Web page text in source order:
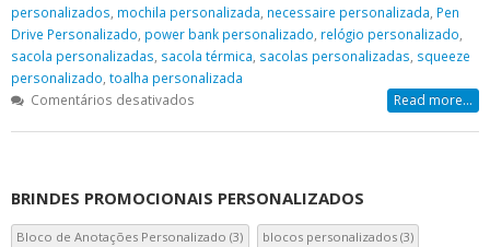
personalizados mochila personalizada necessaire personalizada Pen
Drive Personalizado power bank personalizado relógio personalizado
sacola personalizadas sacola térmica sacolas personalizadas squeeze
personalizado toalha personalizada
Comentários desativadosem
Read more...
BRINDES PROMOCIONAIS PERSONALIZADOS
Bloco de Anotações Personalizado (3) blocos personalizados (3)